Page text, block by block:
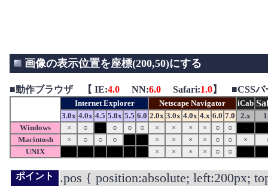
画像の表示位置を座標(200,50)にする
■動作ブラウザ 【 IE:4.0 NN:6.0 Safari:1.0】 ■CSSバ
Internet Explorer Netscape Navigator iCab
3.0x 4.0x 4.5 5.0x 5.5 6.0 2.0x 3.0x 4.0x 4.x 6.0 7.0 2.x
Windows
× ○ - ○ ○ ○ × × × × ○ ○ -
Macintosh
× ○ ○ ○ - - × × × × ○ ○ ×
UNIX
- - - - - - × × × × ○ ○ -
ポイント .pos { position:absolute; left:200px;